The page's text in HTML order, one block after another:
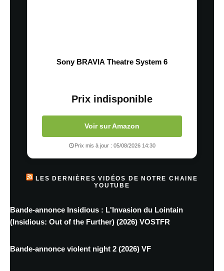
Sony BRAVIA Theatre System 6
Prix indisponible
Voir sur Amazon
Prix mis à jour : 05/08/2026 14:30
LES DERNIÈRES VIDÉOS DE NOTRE CHAINE
YOUTUBE
Bande-annonce Insidious : L'Invasion du Lointain
(Insidious: Out of the Further) (2026) VOSTFR
Bande-annonce violent night 2 (2026) VF